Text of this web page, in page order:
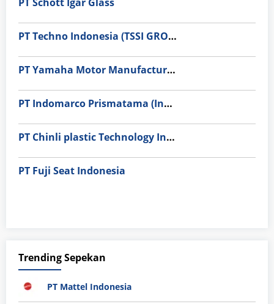
PT Techno Indonesia (TSSI GROUP)
PT Yamaha Motor Manufacturing
PT Indomarco Prismatama (Indomaret Group)
PT Chinli plastic Technology Indonesia
PT Fuji Seat Indonesia
Trending Sepekan
PT Mattel Indonesia